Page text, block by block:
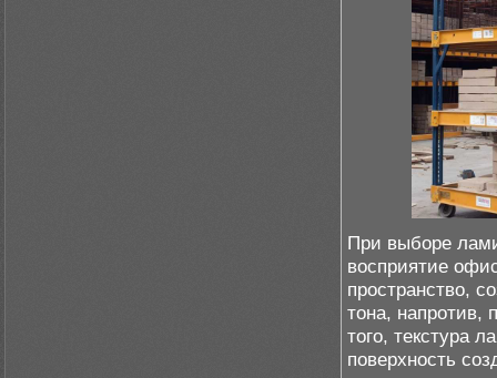
При выборе
восприятие
пространство,
тона, напротив,
того, текстура
поверхность